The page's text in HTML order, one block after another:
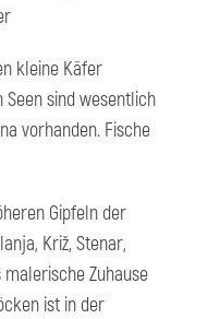
kleine Käfer
sind wesentlich
vorhanden. Fische
Gipfeln der
Križ, Stenar,
malerische Zuhause
ist in der